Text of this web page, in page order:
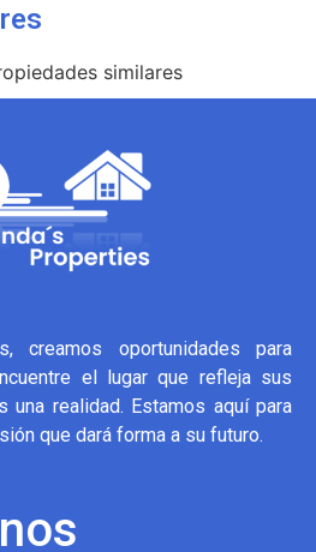
similares
creamos oportunidades para
el lugar que refleja sus
una realidad. Estamos aquí para
que dará forma a su futuro.